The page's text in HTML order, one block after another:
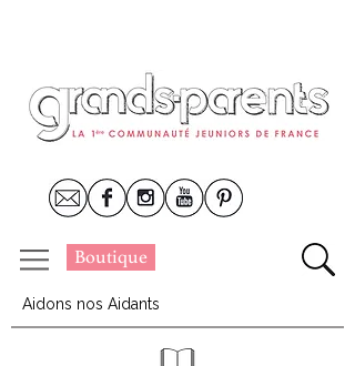
Boutique
Aidons nos Aidants